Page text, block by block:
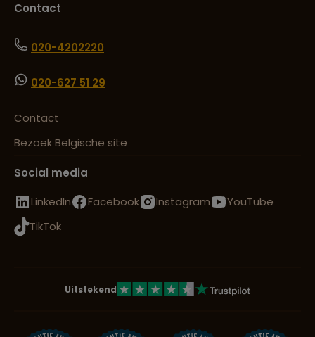
Contact
020-4202220
020-627 51 29
Contact
Bezoek Belgische site
Social media
LinkedIn
Facebook Instagram
YouTube
TikTok
Uitstekend